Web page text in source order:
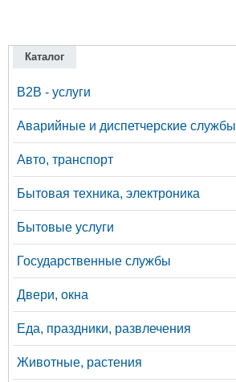
Каталог
B2B - услуги
Аварийные и диспетчерские службы
Авто, транспорт
Бытовая техника, электроника
Бытовые услуги
Государственные службы
Двери, окна
Еда, праздники, развлечения
Животные, растения